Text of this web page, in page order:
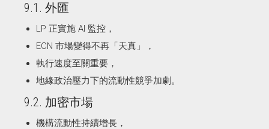
9.1. 外匯
LP 正實施 AI 監控，
ECN 市場變得不再「天真」，
執行速度至關重要，
地緣政治壓力下的流動性競爭加劇。
9.2. 加密市場
機構流動性持續增長，